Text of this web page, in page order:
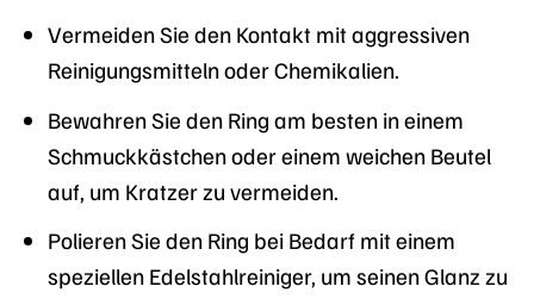
Vermeiden Sie den Kontakt mit aggressiven
Reinigungsmitteln oder Chemikalien.
Bewahren Sie den Ring am besten in einem
Schmuckkästchen oder einem weichen Beutel
auf, um Kratzer zu vermeiden.
Polieren Sie den Ring bei Bedarf mit einem
speziellen Edelstahlreiniger, um seinen Glanz zu